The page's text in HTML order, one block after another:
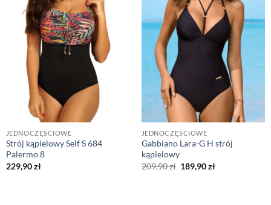
JEDNOCZĘŚCIOWE
Strój kąpielowy Self S 684
Palermo 8
229,90zł
JEDNOCZĘŚCIOWE
Gabbiano Lara-G H strój
kąpielowy
209,90zł Pierwotna
cena
189,90złAktualna